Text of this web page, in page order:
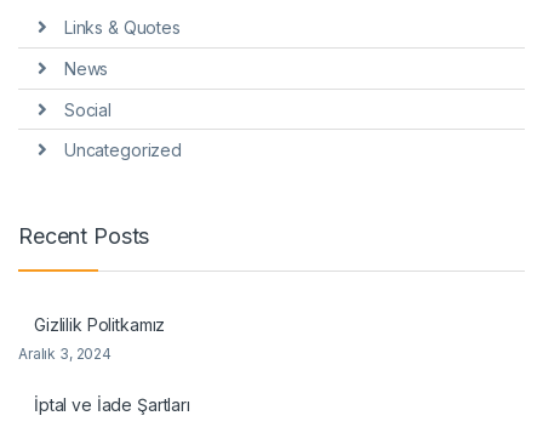
Links & Quotes
News
Social
Uncategorized
Recent Posts
Gizlilik Politkamız
Aralık 3, 2024
İptal ve İade Şartları